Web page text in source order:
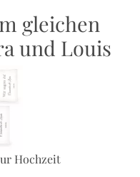
gleichen
und Louis
Hochzeit